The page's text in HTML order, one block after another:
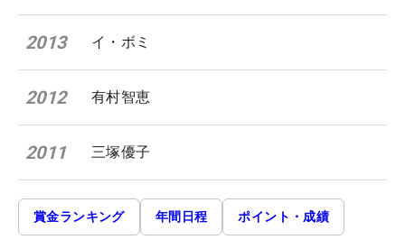
2013 イ・ボミ
2012 有村智恵
2011 三塚優子
賞金ランキング 年間日程 ポイント・成績